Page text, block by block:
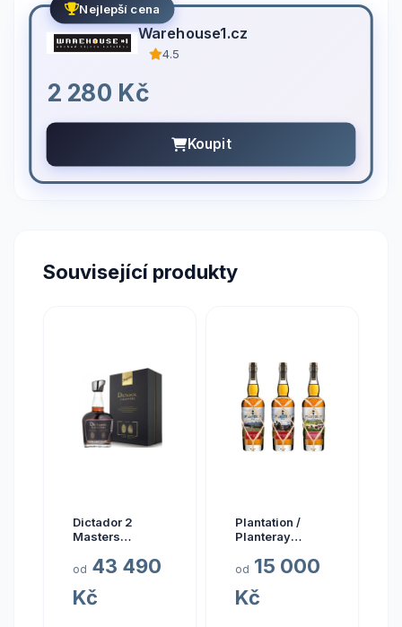
Nejlepší cena
Warehouse1.cz
4.5
2 280 Kč
Koupit
Související produkty
Dictador 2
Masters
1977 45yo (3rd
od 43 490
Kč
Plantation /
Planteray
Sada Single
Cellar 2024
od 15 000
Kč